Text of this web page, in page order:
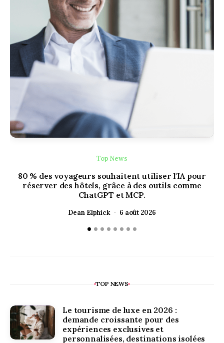
Top News
80 % des voyageurs souhaitent utiliser l'IA pour
réserver des hôtels, grâce à des outils comme
ChatGPT et MCP.
Dean Elphick 6 août 2026
TOP NEWS
Le tourisme de luxe en 2026 :
demande croissante pour des
expériences exclusives et
personnalisées, destinations isolées